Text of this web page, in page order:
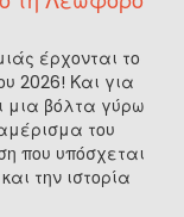
έρχονται το
2026! Και για
μια βόλτα γύρω
του
που υπόσχεται
την ιστορία